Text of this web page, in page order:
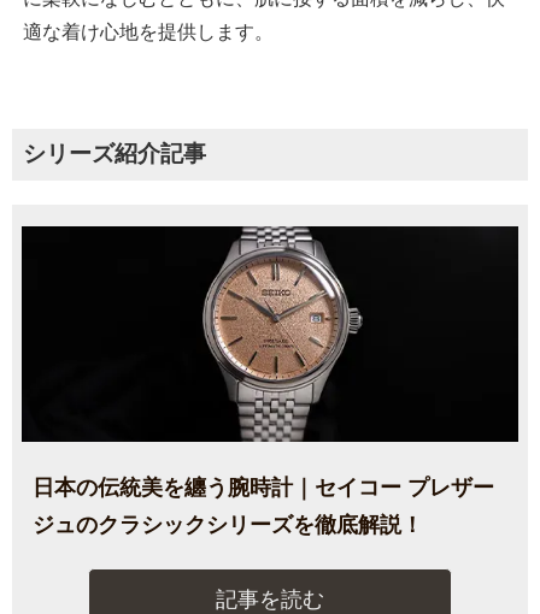
適な着け心地を提供します。
シリーズ紹介記事
日本の伝統美を纏う腕時計｜セイコー プレザー
ジュのクラシックシリーズを徹底解説！
記事を読む